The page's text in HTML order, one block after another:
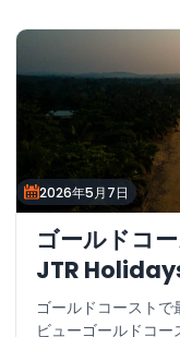
2026年5月7日
ゴールドコ
JTR
ゴールドコースト
ビューゴールドコ